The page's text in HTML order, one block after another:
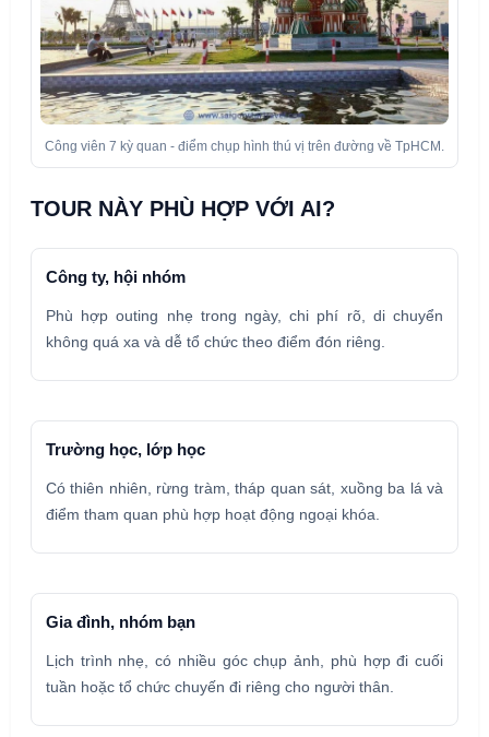
Công viên 7 kỳ quan - điểm chụp hình thú vị trên đường về TpHCM.
TOUR NÀY PHÙ HỢP VỚI AI?
Công ty, hội nhóm
Phù hợp outing nhẹ trong ngày, chi phí rõ, di chuyển
không quá xa và dễ tổ chức theo điểm đón riêng.
Trường học, lớp học
Có thiên nhiên, rừng tràm, tháp quan sát, xuồng ba lá và
điểm tham quan phù hợp hoạt động ngoại khóa.
Gia đình, nhóm bạn
Lịch trình nhẹ, có nhiều góc chụp ảnh, phù hợp đi cuối
tuần hoặc tổ chức chuyến đi riêng cho người thân.